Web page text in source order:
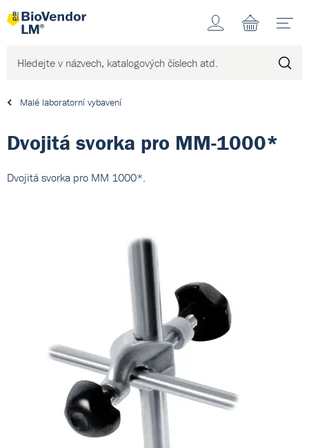
Účet
Malé laboratorní vybavení
Dvojitá svorka pro MM-1000*
Dvojitá svorka pro MM 1000*.